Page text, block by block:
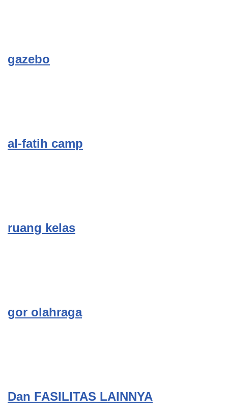
gazebo
al-fatih camp
ruang kelas
gor olahraga
Dan FASILITAS LAINNYA